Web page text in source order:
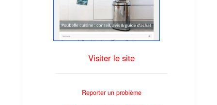
Visiter le site
Reporter un problème